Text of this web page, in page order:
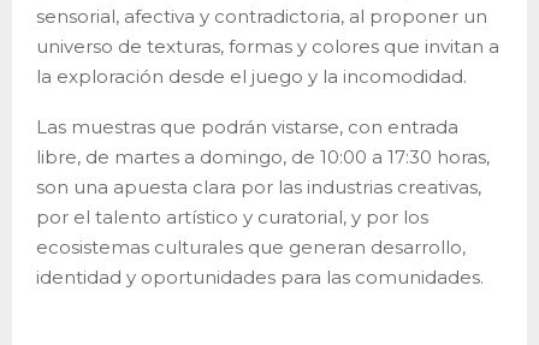
sensorial, afectiva y contradictoria, al proponer un
universo de texturas, formas y colores que invitan a
la exploración desde el juego y la incomodidad.
Las muestras que podrán vistarse, con entrada
libre, de martes a domingo, de 10:00 a 17:30 horas,
son una apuesta clara por las industrias creativas,
por el talento artístico y curatorial, y por los
ecosistemas culturales que generan desarrollo,
identidad y oportunidades para las comunidades.